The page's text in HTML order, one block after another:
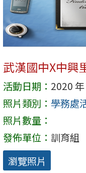
武漢國中X中興
活動日期： 2020
照片類別： 學務處
照片數量：
發佈單位： 訓育組
瀏覽照片